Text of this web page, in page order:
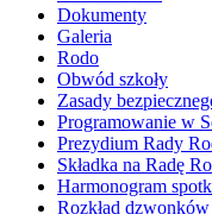
Dokumenty
Galeria
Rodo
Obwód szkoły
Zasady
Programowanie w
Prezydium Rady
Składka na Radę
Harmonogram
Rozkład dzwonków